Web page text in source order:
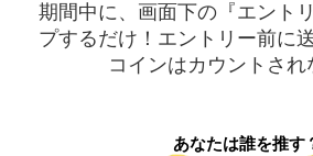
期間中に、画面下の『エント
プするだけ！エントリー前に
コインはカウントされ
あなたは誰を推す